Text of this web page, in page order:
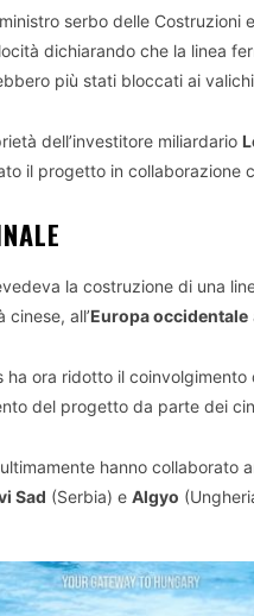
serbo delle Costruzioni
dichiarando che la linea
più stati bloccati ai
dell’investitore miliardario
il progetto in collaborazione
la costruzione di una
cinese, all’Europa occidentale
ha ora ridotto il
del progetto da parte dei
hanno collaborato
Sad (Serbia) e Algyo